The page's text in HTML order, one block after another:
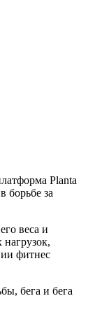
Planta
борьбе за
веса и
фитнес
бега и бега